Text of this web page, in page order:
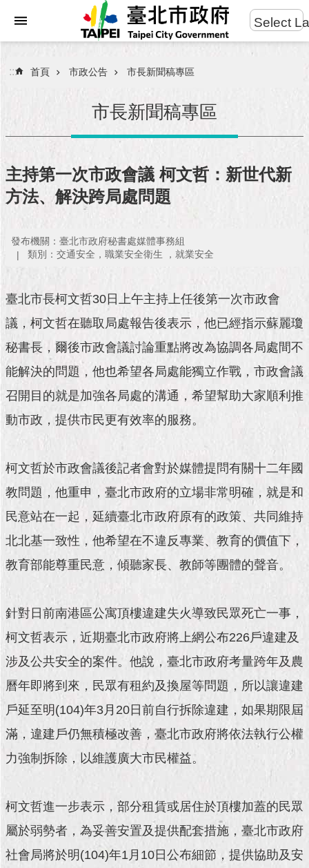
進
搜
民
服
務
府
團
隊
政
公
告
施
政
願
成
果
市
資
料
館
發
現
臺
活
動
主
題
互
動
活
Select
::: 首頁 市政公告 市長新聞稿專區
市長新聞稿專區
主持第一次市政會議 柯文哲：新世代新
方法、解決跨局處問題
發布機關：臺北市政府秘書處媒體事務組
類別：交通安全，職業安全衛生 ，就業安全
臺北市長柯文哲30日上午主持上任後第一次市政會
議，柯文哲在聽取局處報告後表示，他已經指示蘇麗瓊
秘書長，爾後市政會議討論重點將改為協調各局處間不
能解決的問題，他也希望各局處能獨立作戰，市政會議
召開目的就是加強各局處的溝通，希望幫助大家順利推
動市政，提供市民更有效率的服務。
柯文哲於市政會議後記者會對於媒體提問有關十二年國
教問題，他重申，臺北市政府的立場非常明確，就是和
民意站在一起，延續臺北市政府原有的政策、共同維持
北北基一致性，他希望在不違反專業、教育的價值下，
教育部能尊重民意，傾聽家長、教師等團體的聲音。
針對日前南港區公寓頂樓違建失火導致民眾死亡一事，
柯文哲表示，近期臺北市政府將上網公布226戶違建及
涉及公共安全的案件。他說，臺北市政府考量跨年及農
曆年即將到來，民眾有租約及換屋等問題，所以讓違建
戶延至明(104)年3月20日前自行拆除違建，如果期限屆
滿，違建戶仍無積極改善，臺北市政府將依法執行公權
力強制拆除，以維護廣大市民權益。
柯文哲進一步表示，部分租賃或居住於頂樓加蓋的民眾
屬於弱勢者，為妥善安置及提供配套措施，臺北市政府
社會局將於明(104)年1月10日公布細節，提供協助及安